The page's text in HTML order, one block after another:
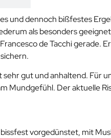
und dennoch bißfestes
als besonders
de Tacchi gerade.
gut und anhaltend. Für
Mundgefühl. Der aktuelle
vorgedünstet, mit